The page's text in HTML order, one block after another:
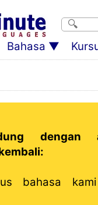
Bahasa
dengan
bahasa